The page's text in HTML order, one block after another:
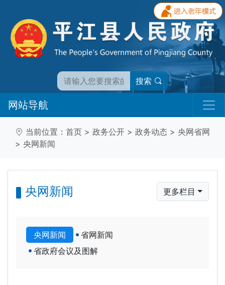
搜索
网站导航
当前位置： 首页 > 政务公开 > 政务动态 > 央网省网
> 央网新闻
央网新闻 更多栏目
央网新闻
省网新闻
省政府会议及图解